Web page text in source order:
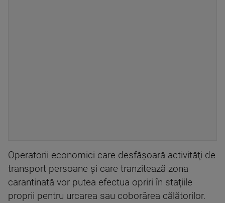
Operatorii economici care desfăşoară activităţi de
transport persoane şi care tranzitează zona
carantinată vor putea efectua opriri în staţiile
proprii pentru urcarea sau coborârea călătorilor.